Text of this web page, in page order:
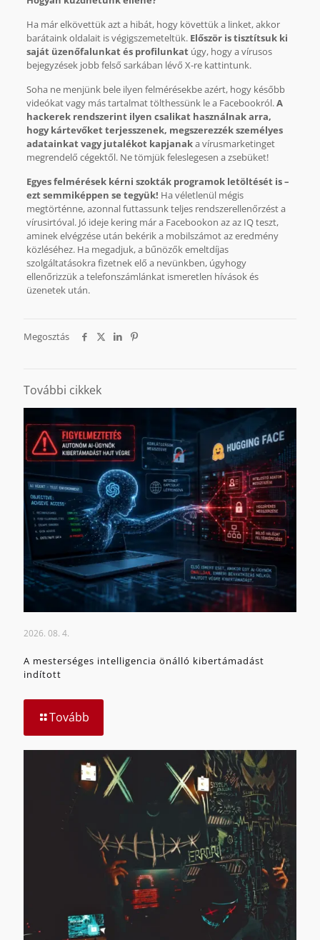
Ha már elkövettük azt a hibát, hogy követtük a linket, akkor
barátaink oldalait is végigszemeteltük. Először is tisztítsuk ki
saját üzenőfalunkat és profilunkatúgy, hogy a vírusos
bejegyzések jobb felső sarkában lévő X-re kattintunk.
Soha ne menjünk bele ilyen felmérésekbe azért, hogy később
videókat vagy más tartalmat tölthessünk le a Facebookról.A
hackerek rendszerint ilyen csalikat használnak arra,
hogy kártevőket terjesszenek, megszerezzék személyes
adatainkat vagy jutalékot kapjanaka vírusmarketinget
megrendelő cégektől. Ne tömjük feleslegesen a zsebüket!
Egyes felmérések kérni szokták programok letöltését is –
ezt semmiképpen se tegyük! Ha véletlenül mégis
megtörténne, azonnal futtassunk teljes rendszerellenőrzést a
vírusirtóval. Jó ideje kering már a Facebookon az az IQ teszt,
aminek elvégzése után bekérik a mobilszámot az eredmény
közléséhez. Ha megadjuk, a bűnözők emeltdíjas
szolgáltatásokra fizetnek elő a nevünkben, úgyhogy
ellenőrizzük a telefonszámlánkat ismeretlen hívások és
üzenetek után.
Megosztás
További cikkek
2026. 08. 4.
A mesterséges intelligencia önálló kibertámadást
indított
Tovább